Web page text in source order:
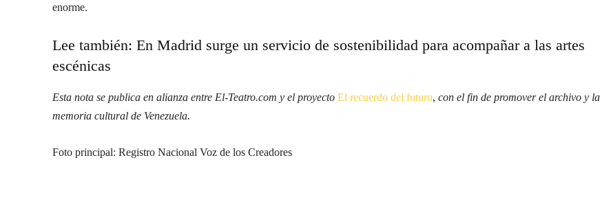
enorme.
Lee también: En Madrid surge un servicio de sostenibilidad para acompañar a las artes
escénicas
Esta nota se publica en alianza entre El-Teatro.com y el proyecto El recuerdo del futuro, con el fin de promover el archivo y la
memoria cultural de Venezuela.
Foto principal: Registro Nacional Voz de los Creadores